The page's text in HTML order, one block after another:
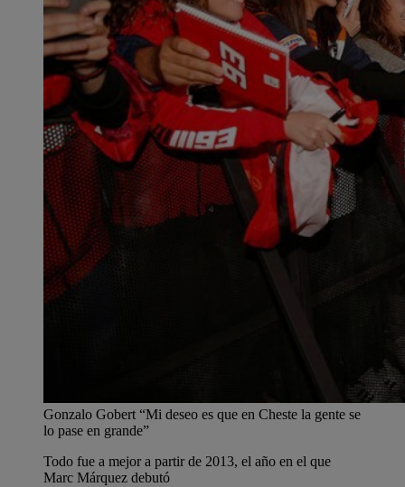
Gonzalo Gobert “Mi deseo es que en Cheste la gente se
lo pase en grande”
Todo fue a mejor a partir de 2013, el año en el que
Marc Márquez debutó